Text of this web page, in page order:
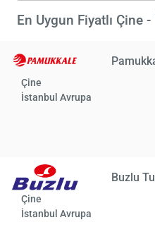
En Uygun Fiyatlı Çine
Çine
İstanbul Avrupa
Buzlu
Çine
İstanbul Avrupa